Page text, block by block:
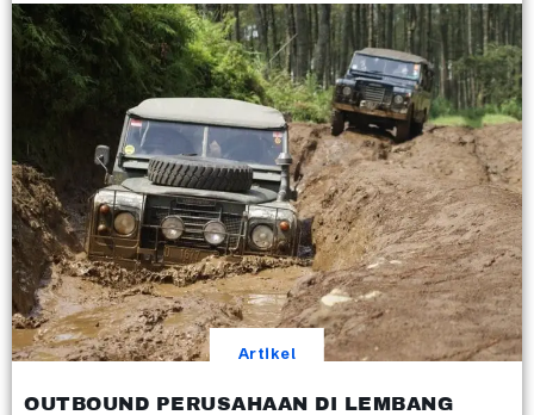
Artikel
OUTBOUND PERUSAHAAN DI LEMBANG